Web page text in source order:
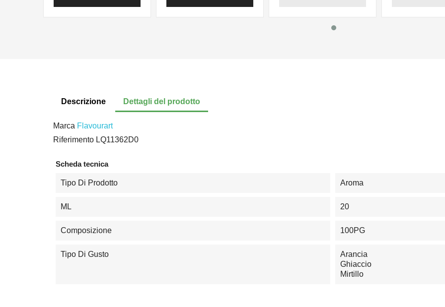
Descrizione Dettagli del prodotto
Marca Flavourart
Riferimento LQ11362D0
Scheda tecnica
Tipo Di Prodotto Aroma
ML 20
Composizione 100PG
Tipo Di Gusto
Arancia
Ghiaccio
Mirtillo